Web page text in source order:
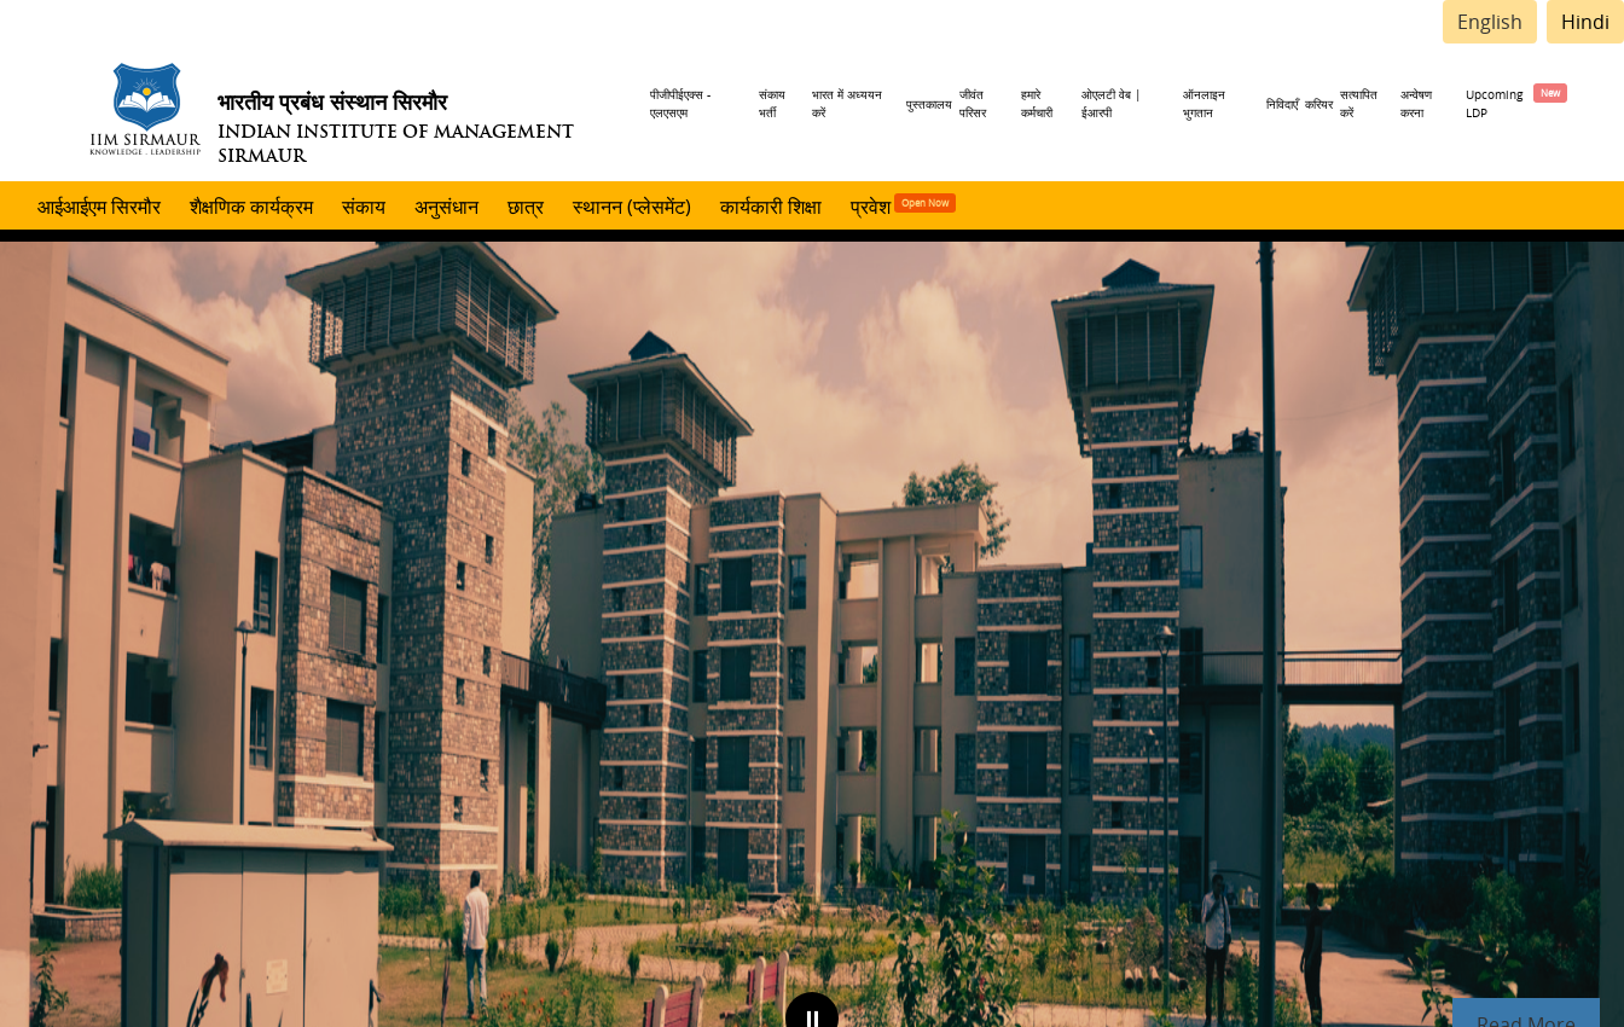
English Hindi
भारतीय प्रबंध संस्थान सिरमौर
INDIAN INSTITUTE OF MANAGEMENT
SIRMAUR
Header
पीजीपीईएक्स -
एलएसएम
संकाय
भर्ती
भारत में अध्ययन
करें
पुस्तकालय
जीवंत
परिसर
हमारे
कर्मचारी
ओएलटी वेब |
ईआरपी
ऑनलाइन
भुगतान
निविदाएँ करियर
सत्यापित
करें
अन्वेषण
करना
Upcoming
LDP
आईआईएम सिरमौर शैक्षणिक कार्यक्रम संकाय अनुसंधान छात्र स्थानन (प्लेसमेंट) कार्यकारी शिक्षा प्रवेश